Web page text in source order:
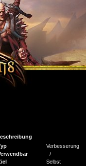
Verbesserung
- / -
Selbst